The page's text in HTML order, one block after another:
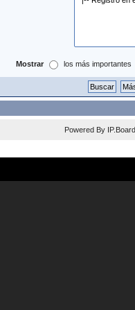
Mostrar los más importantes
Powered By IP.Board